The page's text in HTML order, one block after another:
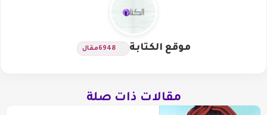
موقع الكتابة 6948مقال
مقالات ذات صلة